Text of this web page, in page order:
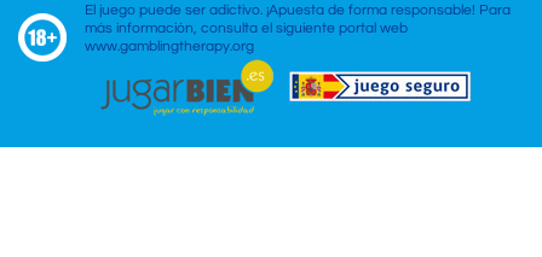
El juego puede ser adictivo. ¡Apuesta de forma responsable! Para
más información, consulta el siguiente portal web
www.gamblingtherapy.org